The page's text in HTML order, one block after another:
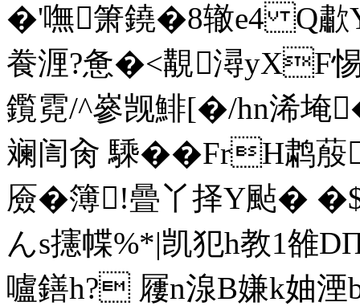
�'嘸箫鐃�8辙e4 Q歗
飬湹?惫�<覯潯
鑬 霓/^嵾觊鯡[�/hn浠埯
斓訚肏 騬��FrH鹔
厱�簿!曡丫择Y颭�
んs攇幉%*|凯犯h教1
嚧鐥h? 屨n湶B嫌k妯